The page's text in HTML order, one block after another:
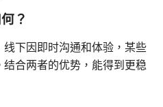
？
下因即时沟通和体验，某些
合两者的优势，能得到更稳